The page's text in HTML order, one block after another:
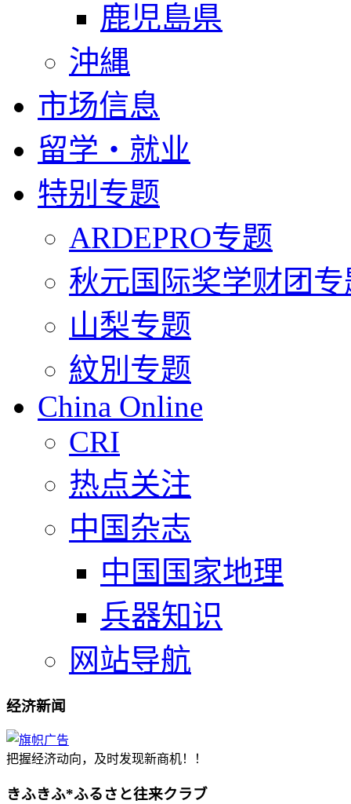
鹿児島県
沖縄
市场信息
留学・就业
特别专题
ARDEPRO专题
秋元国际奖学财团专
山梨专题
紋別专题
China Online
CRI
热点关注
中国杂志
中国国家地理
兵器知识
网站导航
经济新闻
把握经济动向，及时发现新商机！！
きふきふ*ふるさと往来クラブ